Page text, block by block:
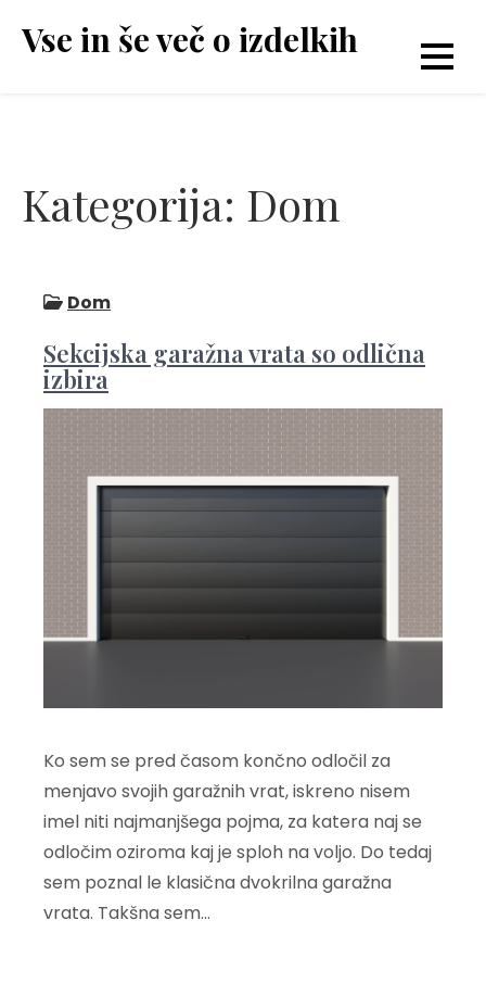
Vse in še več o izdelkih
Kategorija: Dom
Dom
Sekcijska garažna vrata so odlična
izbira
Ko sem se pred časom končno odločil za
menjavo svojih garažnih vrat, iskreno nisem
imel niti najmanjšega pojma, za katera naj se
odločim oziroma kaj je sploh na voljo. Do tedaj
sem poznal le klasična dvokrilna garažna
vrata. Takšna sem…